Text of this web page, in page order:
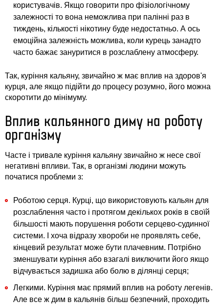
користувачів. Якщо говорити про фізіологічному
залежності то вона неможлива при палінні раз в
тиждень, кількості нікотину буде недостатньо. А ось
емоційна залежність можлива, коли курець занадто
часто бажає зануритися в розслаблену атмосферу.
Так, куріння кальяну, звичайно ж має вплив на здоров'я
курця, але якщо підійти до процесу розумно, його можна
скоротити до мінімуму.
Вплив кальянного диму на роботу
організму
Часте і тривале куріння кальяну звичайно ж несе свої
негативні впливи. Так, в організмі людини можуть
початися проблеми з:
Роботою серця. Курці, що використовують кальян для
розслаблення часто і протягом декількох років в своїй
більшості мають порушення роботи серцево-судинної
системи. І хоча відразу хвороби не проявлять себе,
кінцевий результат може бути плачевним. Потрібно
зменшувати куріння або взагалі виключити його якщо
відчувається задишка або болю в ділянці серця;
Легкими. Куріння має прямий вплив на роботу легенів.
Але все ж дим в кальянів більш безпечний, проходить